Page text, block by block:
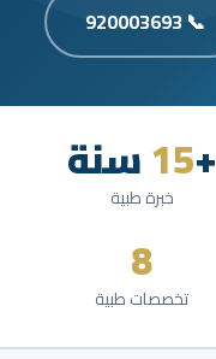
📞 920003693
+
15سنة
خبرة طبية
8
تخصصات طبية